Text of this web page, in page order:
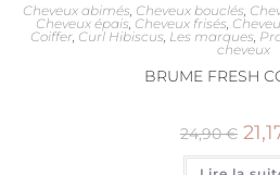
Cheveux abimés, Cheveux bouclés,
Cheveux épais, Cheveux frisés,
Coiffer, Curl Hibiscus, Les marques,
cheveux
BRUME FRESH
24,90€